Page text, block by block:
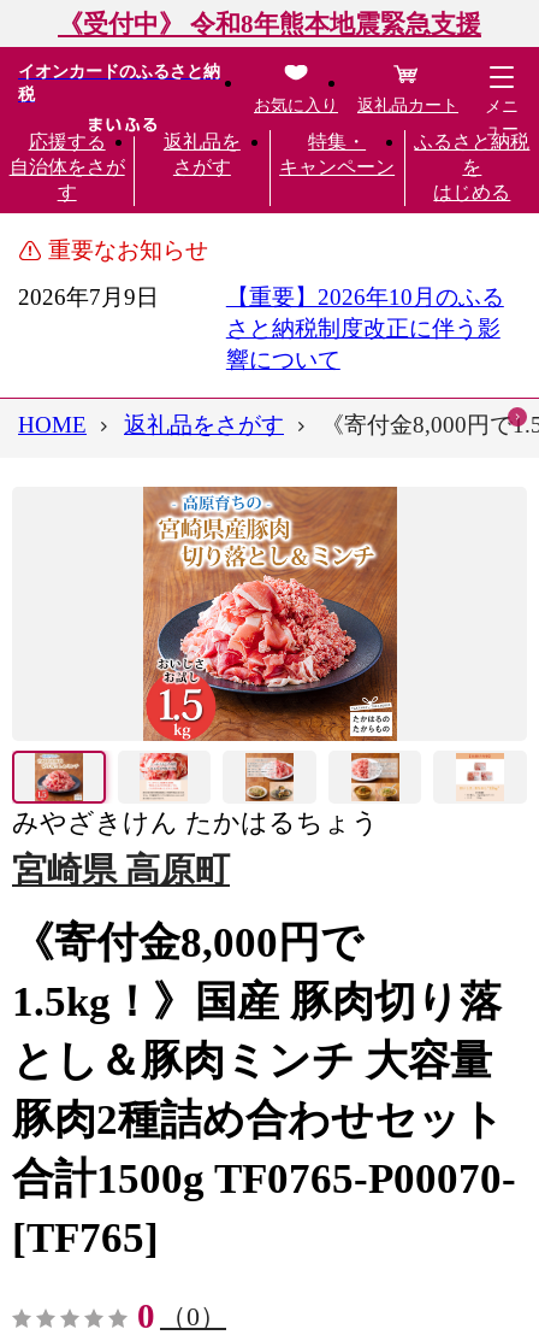
《受付中》 令和8年熊本地震緊急支援
イオンカードのふるさと納
税
応援する
自治体をさが
す
返礼品を
さがす
特集・
キャンペーン
ふるさと納税
を
はじめる
お気に入り 返礼品カート
メニ
ュー
重要なお知らせ
2026年7月9日
【重要】2026年10月のふる
さと納税制度改正に伴う影
響について
HOME 返礼品をさがす 《寄付金8,000円で
みやざきけん たかはるちょう
宮崎県 高原町
《寄付金8,000円で
1.5kg！》国産 豚肉切り落
とし＆豚肉ミンチ 大容量
豚肉2種詰め合わせセット
合計1500g TF0765-P00070-
[TF765]
0 （0）